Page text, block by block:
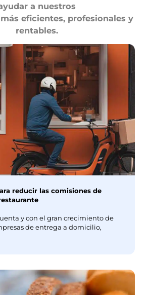
a nuestros
eficientes, profesionales y
rentables.
reducir las comisiones de
y con el gran crecimiento de
de entrega a domicilio,